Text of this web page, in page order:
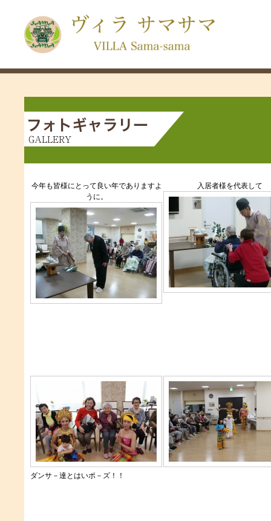
今年も皆様にとって良い年でありますよ
うに。
入居者様を代表して
ダンサ－達とはいポ－ズ！！